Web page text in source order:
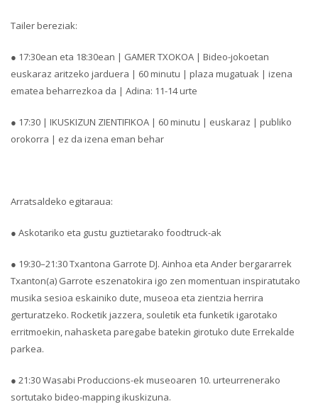
Tailer bereziak:
● 17:30ean eta 18:30ean | GAMER TXOKOA | Bideo-jokoetan
euskaraz aritzeko jarduera | 60 minutu | plaza mugatuak | izena
ematea beharrezkoa da | Adina: 11-14 urte
● 17:30 | IKUSKIZUN ZIENTIFIKOA | 60 minutu | euskaraz | publiko
orokorra | ez da izena eman behar
Arratsaldeko egitaraua:
● Askotariko eta gustu guztietarako foodtruck-ak
● 19:30–21:30 Txantona Garrote DJ. Ainhoa eta Ander bergararrek
Txanton(a) Garrote eszenatokira igo zen momentuan inspiratutako
musika sesioa eskainiko dute, museoa eta zientzia herrira
gerturatzeko. Rocketik jazzera, souletik eta funketik igarotako
erritmoekin, nahasketa paregabe batekin girotuko dute Errekalde
parkea.
● 21:30 Wasabi Produccions-ek museoaren 10. urteurrenerako
sortutako bideo-mapping ikuskizuna.